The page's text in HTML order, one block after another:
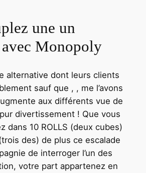
une un
Monopoly
alternative dont leurs clients
sauf que , , me l’avons
aux différents vue de
divertissement ! Que vous
dans 10 ROLLS (deux cubes)
des) de plus ce escalade
de interroger l’un des
votre part appartenez en